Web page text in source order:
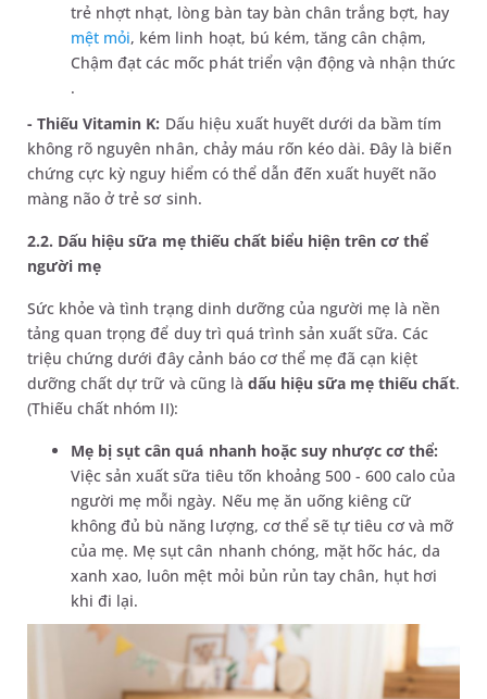
trẻ nhợt nhạt, lòng bàn tay bàn chân trắng bợt, hay
mệt mỏi, kém linh hoạt, bú kém, tăng cân chậm,
Chậm đạt các mốc phát triển vận động và nhận thức
.
- Thiếu Vitamin K: Dấu hiệu xuất huyết dưới da bầm tím
không rõ nguyên nhân, chảy máu rốn kéo dài. Đây là biến
chứng cực kỳ nguy hiểm có thể dẫn đến xuất huyết não
màng não ở trẻ sơ sinh.
2.2. Dấu hiệu sữa mẹ thiếu chất biểu hiện trên cơ thể
người mẹ
Sức khỏe và tình trạng dinh dưỡng của người mẹ là nền
tảng quan trọng để duy trì quá trình sản xuất sữa. Các
triệu chứng dưới đây cảnh báo cơ thể mẹ đã cạn kiệt
dưỡng chất dự trữ và cũng là dấu hiệu sữa mẹ thiếu chất.
(Thiếu chất nhóm II):
Mẹ bị sụt cân quá nhanh hoặc suy nhược cơ thể:
Việc sản xuất sữa tiêu tốn khoảng 500 - 600 calo của
người mẹ mỗi ngày. Nếu mẹ ăn uống kiêng cữ
không đủ bù năng lượng, cơ thể sẽ tự tiêu cơ và mỡ
của mẹ. Mẹ sụt cân nhanh chóng, mặt hốc hác, da
xanh xao, luôn mệt mỏi bủn rủn tay chân, hụt hơi
khi đi lại.